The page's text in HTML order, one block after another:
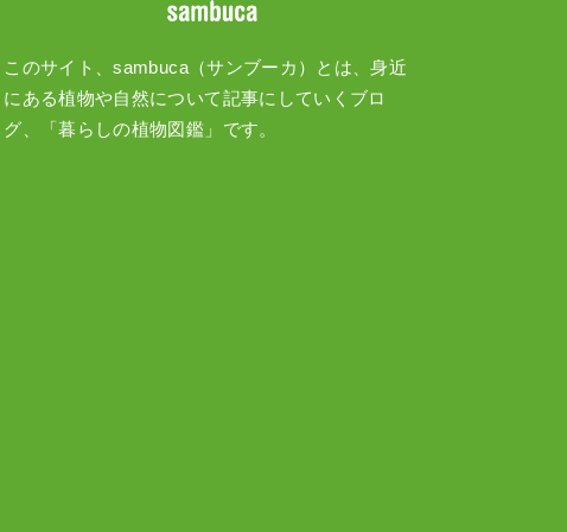
このサイト、sambuca（サンブーカ）とは、身近
にある植物や自然について記事にしていくブロ
グ、「暮らしの植物図鑑」です。